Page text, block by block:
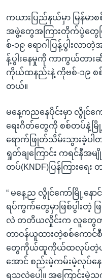
ကယားပြည်နယ်မှာ မြန်
အဖွဲ့တွေအကြားတိုက်ပွဲတွေ
စ်-၁၉ ရောဂါပြန့်ပွါးလာတဲ့
န့်ပွါးနေမှုကို ကာကွယ်တာ
ကိုယ်ထနည်းနဲ့ ကိုဗစ်-၁၉ စစ်
တယ်။
မနေ့ကညနေပိုင်းမှာ လွိုင်က
ရေးဂိတ်တွေကို စစ်တပ်နဲ့မ
ရောက်ဖြုတ်သိမ်းသွားခဲ့ပ
ရှုတ်ချကြောင်း ကရင်နီအမ
တပ်(KNDF)ပြန်ကြားရေ
“ မနေ့ည လွိုင်ကော်မြို့နေ
ရပ်ကွက်တွေမှာဖြစ်ပွါးတဲ့ ဖ
လဲ တတိယလှိုင်းက လူတွေတ
တာဝန်ယူထားတဲ့စစ်ကောင်
တွေကိုယ်ထူကိုယ်ထလုပ်တဲ့ဟာတွ
အောင် စည်းမဲ့ကမ်းမဲ့လုပ်န
ရသလဲပေါ့။ အကြောင်း